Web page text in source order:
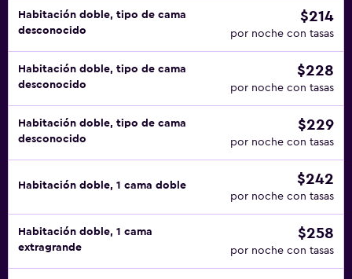
Habitación doble, tipo de cama
desconocido
$214
por noche con tasas
Habitación doble, tipo de cama
desconocido
$228
por noche con tasas
Habitación doble, tipo de cama
desconocido
$229
por noche con tasas
Habitación doble, 1 cama doble $242
por noche con tasas
Habitación doble, 1 cama
extragrande
$258
por noche con tasas